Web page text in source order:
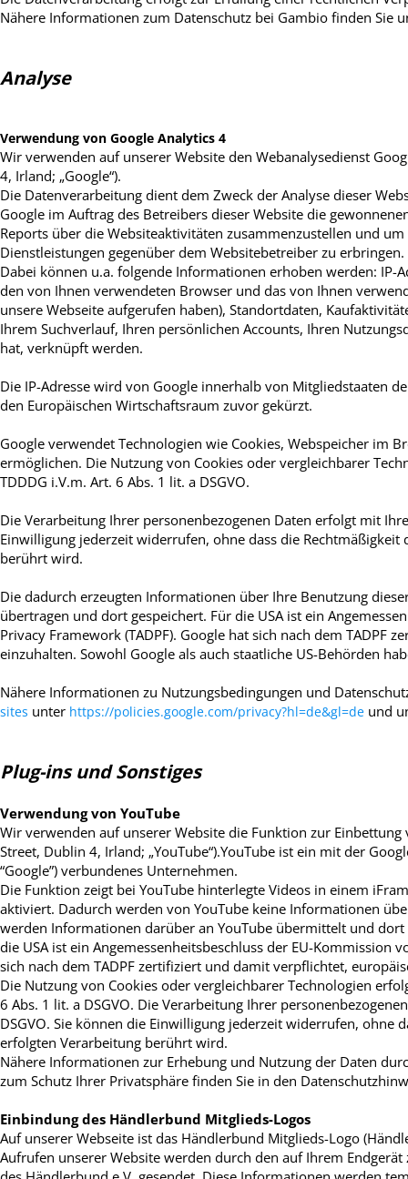
Nähere Informationen zum Datenschutz bei Gambio finden Sie
Analyse
Verwendung von Google Analytics 4
Wir verwenden auf unserer Website den Webanalysedienst
4, Irland; „Google“).
Die Datenverarbeitung dient dem Zweck der Analyse dieser
Google im Auftrag des Betreibers dieser Website die
Reports über die Websiteaktivitäten zusammenzustellen und
Dienstleistungen gegenüber dem Websitebetreiber zu erbringen.
Dabei können u.a. folgende Informationen erhoben werden:
den von Ihnen verwendeten Browser und das von Ihnen
unsere Webseite aufgerufen haben), Standortdaten,
Ihrem Suchverlauf, Ihren persönlichen Accounts, Ihren
hat, verknüpft werden.
Die IP-Adresse wird von Google innerhalb von Mitgliedstaaten
den Europäischen Wirtschaftsraum zuvor gekürzt.
Google verwendet Technologien wie Cookies, Webspeicher im
ermöglichen. Die Nutzung von Cookies oder vergleichbarer
TDDDG i.V.m. Art. 6 Abs. 1 lit. a DSGVO.
Die Verarbeitung Ihrer personenbezogenen Daten erfolgt mit
Einwilligung jederzeit widerrufen, ohne dass die
berührt wird.
Die dadurch erzeugten Informationen über Ihre Benutzung
übertragen und dort gespeichert. Für die USA ist ein
Privacy Framework (TADPF). Google hat sich nach dem TADPF
einzuhalten. Sowohl Google als auch staatliche US-Behörden
Nähere Informationen zu Nutzungsbedingungen und
sites unter https://policies.google.com/privacy?hl=de&gl=de und
Plug-ins und Sonstiges
Verwendung von YouTube
Wir verwenden auf unserer Website die Funktion zur
Street, Dublin 4, Irland; „YouTube“).YouTube ist ein mit der
“Google”) verbundenes Unternehmen.
Die Funktion zeigt bei YouTube hinterlegte Videos in einem
aktiviert. Dadurch werden von YouTube keine Informationen
werden Informationen darüber an YouTube übermittelt und
die USA ist ein Angemessenheitsbeschluss der EU-Kommission
sich nach dem TADPF zertifiziert und damit verpflichtet,
Die Nutzung von Cookies oder vergleichbarer Technologien
6 Abs. 1 lit. a DSGVO. Die Verarbeitung Ihrer
DSGVO. Sie können die Einwilligung jederzeit widerrufen,
erfolgten Verarbeitung berührt wird.
Nähere Informationen zur Erhebung und Nutzung der Daten
zum Schutz Ihrer Privatsphäre finden Sie in den
Einbindung des Händlerbund Mitglieds-Logos
Auf unserer Webseite ist das Händlerbund Mitglieds-Logo
Aufrufen unserer Website werden durch den auf Ihrem